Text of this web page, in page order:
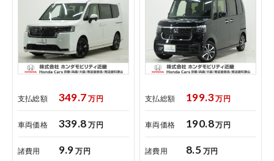
支払総額 349.7 万円
車両価格 339.8 万円
諸費用 9.9 万円
支払総額 199.3万円
車両価格 190.8万円
諸費用 8.5 万円